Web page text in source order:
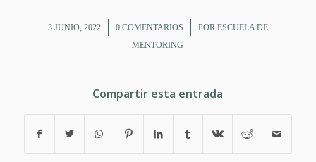
3 JUNIO, 2022
/ 0 COMENTARIOS
/ POR ESCUELA DE
MENTORING
Compartir esta entrada